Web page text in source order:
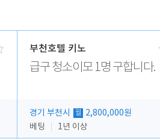
부천호텔 키노
급구 청소이모 1명 구합니다.
경기 부천시 월
2,800,000원
베팅
1년 이상